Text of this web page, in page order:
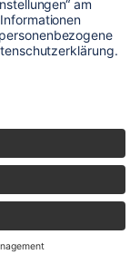
und Versandkosten
an gewerbliche
ein Angebot bzw.
nicht immer
Produkte zeigen.